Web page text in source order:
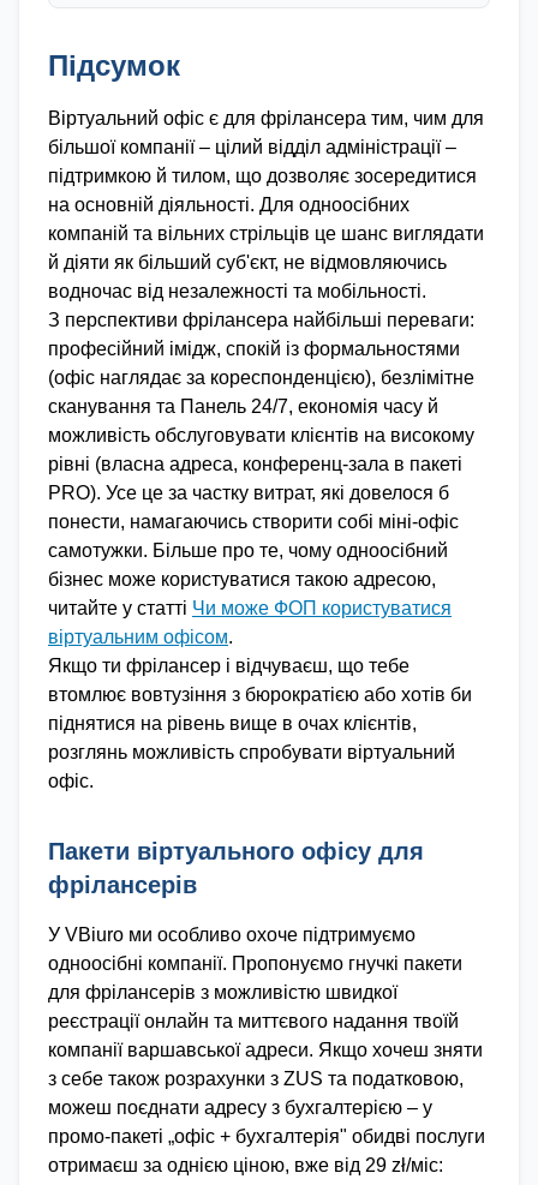
Підсумок
Віртуальний офіс є для фрілансера тим, чим для
більшої компанії – цілий відділ адміністрації –
підтримкою й тилом, що дозволяє зосередитися
на основній діяльності. Для одноосібних
компаній та вільних стрільців це шанс виглядати
й діяти як більший суб'єкт, не відмовляючись
водночас від незалежності та мобільності.
З перспективи фрілансера найбільші переваги:
професійний імідж, спокій із формальностями
(офіс наглядає за кореспонденцією), безлімітне
сканування та Панель 24/7, економія часу й
можливість обслуговувати клієнтів на високому
рівні (власна адреса, конференц-зала в пакеті
PRO). Усе це за частку витрат, які довелося б
понести, намагаючись створити собі міні-офіс
самотужки. Більше про те, чому одноосібний
бізнес може користуватися такою адресою,
читайте у статті Чи може ФОП користуватися
віртуальним офісом.
Якщо ти фрілансер і відчуваєш, що тебе
втомлює вовтузіння з бюрократією або хотів би
піднятися на рівень вище в очах клієнтів,
розглянь можливість спробувати віртуальний
офіс.
Пакети віртуального офісу для
фрілансерів
У VBiuro ми особливо охоче підтримуємо
одноосібні компанії. Пропонуємо гнучкі пакети
для фрілансерів з можливістю швидкої
реєстрації онлайн та миттєвого надання твоїй
компанії варшавської адреси. Якщо хочеш зняти
з себе також розрахунки з ZUS та податковою,
можеш поєднати адресу з бухгалтерією – у
промо-пакеті „офіс + бухгалтерія" обидві послуги
отримаєш за однією ціною, вже від 29 zł/міс: